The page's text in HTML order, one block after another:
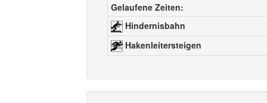
Gelaufene Zeiten:
Hindernisbahn
Hakenleitersteigen